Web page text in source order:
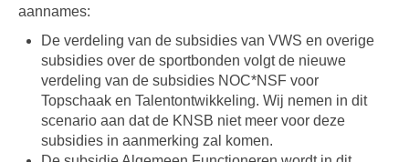
aannames:
De verdeling van de subsidies van VWS en overige
subsidies over de sportbonden volgt de nieuwe
verdeling van de subsidies NOC*NSF voor
Topschaak en Talentontwikkeling. Wij nemen in dit
scenario aan dat de KNSB niet meer voor deze
subsidies in aanmerking zal komen.